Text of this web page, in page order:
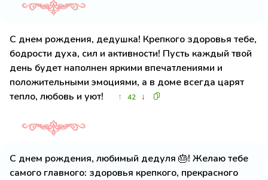
С днем рождения, дедушка! Крепкого здоровья тебе,
бодрости духа, сил и активности! Пусть каждый твой
день будет наполнен яркими впечатлениями и
положительными эмоциями, а в доме всегда царят
тепло, любовь и уют!
↑ 42 ↓
С днем рождения, любимый дедуля 🎂! Желаю тебе
самого главного: здоровья крепкого, прекрасного